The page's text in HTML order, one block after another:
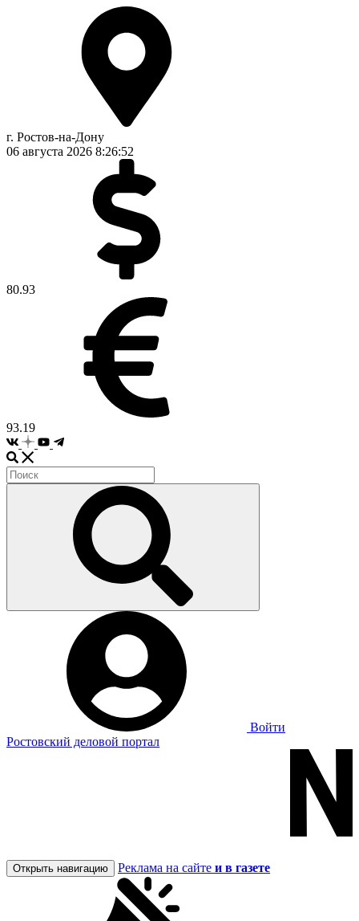
г. Ростов-на-Дону
06 августа 2026 8:26:53
80.93
93.19
Войти
Ростовский деловой портал
Открыть навигацию Реклама на сайте и в газете